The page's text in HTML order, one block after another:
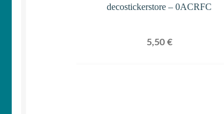
decostickerstore – 0ACRFC
5,50 €